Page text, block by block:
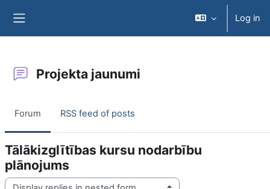
Log in
Projekta jaunumi
Forum RSS feed of posts
Tālākizglītības kursu nodarbību
plānojums
Display mode